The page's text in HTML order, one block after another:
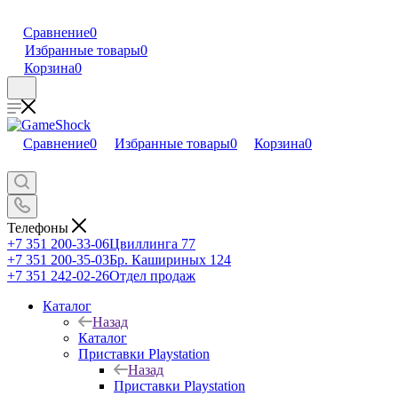
Сравнение0
Избранные товары0
Корзина0
Сравнение0 Избранные товары0 Корзина0
Телефоны
+7 351 200-33-06Цвиллинга 77
+7 351 200-35-03Бр. Кашириных 124
+7 351 242-02-26Отдел продаж
Каталог
Назад
Каталог
Приставки Playstation
Назад
Приставки Playstation